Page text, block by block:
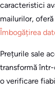
caracteristici
mailurilor, oferă
Îmbogățirea
Prețurile sale
transformă
o verificare